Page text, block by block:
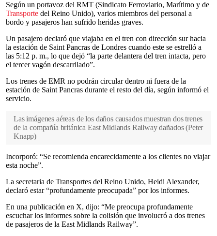
Según un portavoz del RMT (Sindicato Ferroviario, Marítimo y de
Transporte del Reino Unido), varios miembros del personal a
bordo y pasajeros han sufrido heridas graves.
Un pasajero declaró que viajaba en el tren con dirección sur hacia
la estación de Saint Pancras de Londres cuando este se estrelló a
las 5:12 p. m., lo que dejó “la parte delantera del tren intacta, pero
el tercer vagón descarrilado”.
Los trenes de EMR no podrán circular dentro ni fuera de la
estación de Saint Pancras durante el resto del día, según informó el
servicio.
Las imágenes aéreas de los daños causados muestran dos trenes
de la compañía británica East Midlands Railway dañados (Peter
Knapp)
Incorporó: “Se recomienda encarecidamente a los clientes no viajar
esta noche”.
La secretaria de Transportes del Reino Unido, Heidi Alexander,
declaró estar “profundamente preocupada” por los informes.
En una publicación en X, dijo: “Me preocupa profundamente
escuchar los informes sobre la colisión que involucró a dos trenes
de pasajeros de la East Midlands Railway”.